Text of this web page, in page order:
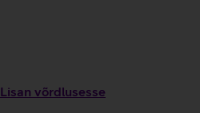
Lisan võrdlusesse